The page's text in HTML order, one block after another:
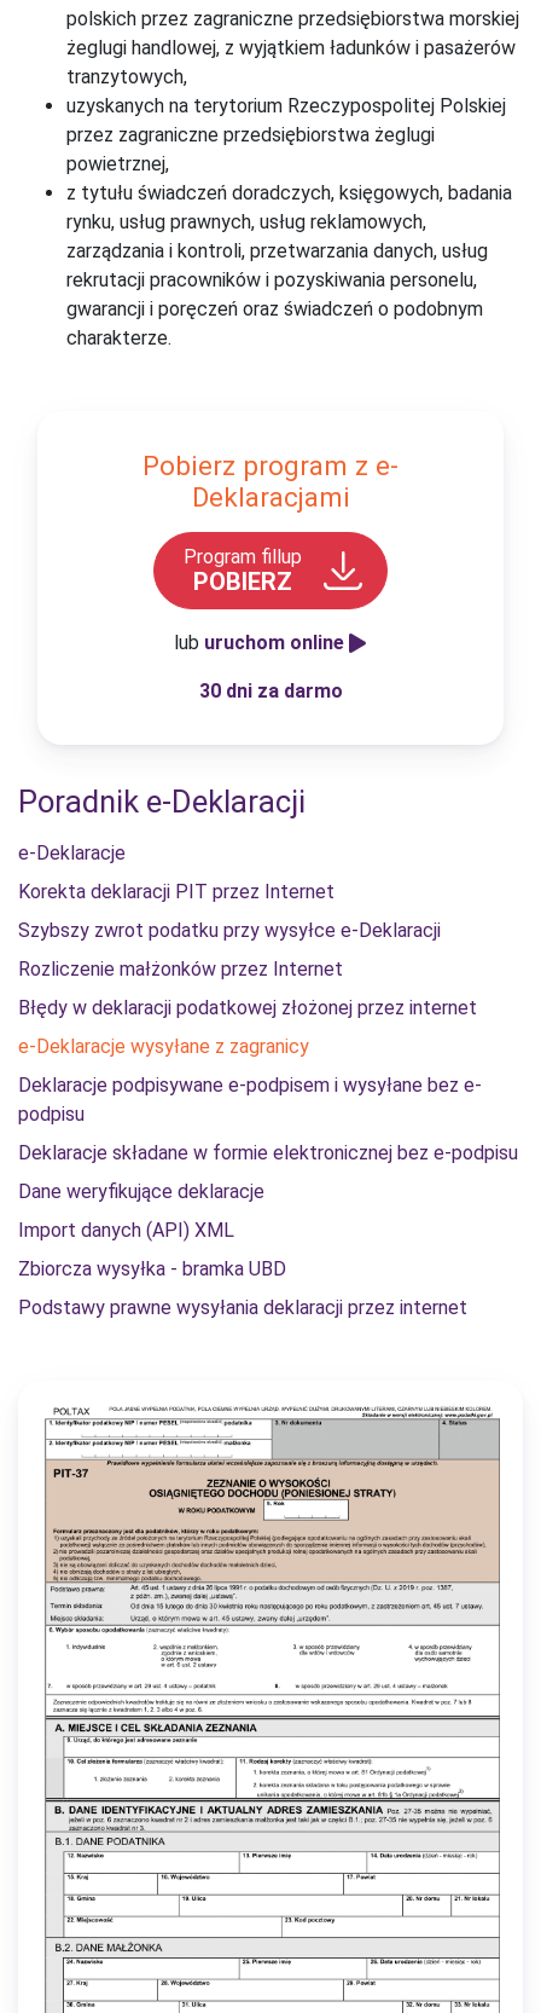
Pobierz program z e-
Deklaracjami
Program fillup
POBIERZ
lub uruchom online
30 dni za darmo
Poradnik e-Deklaracji
e-Deklaracje
Korekta deklaracji PIT przez Internet
Szybszy zwrot podatku przy wysyłce e-Deklaracji
Rozliczenie małżonków przez Internet
Błędy w deklaracji podatkowej złożonej przez internet
e-Deklaracje wysyłane z zagranicy
Deklaracje podpisywane e-podpisem i wysyłane bez e-
podpisu
Deklaracje składane w formie elektronicznej bez e-podpisu
Dane weryfikujące deklaracje
Import danych (API) XML
Zbiorcza wysyłka - bramka UBD
Podstawy prawne wysyłania deklaracji przez internet
polskich przez zagraniczne przedsiębiorstwa morskiej
żeglugi handlowej, z wyjątkiem ładunków i pasażerów
tranzytowych,
uzyskanych na terytorium Rzeczypospolitej Polskiej
przez zagraniczne przedsiębiorstwa żeglugi
powietrznej,
z tytułu świadczeń doradczych, księgowych, badania
rynku, usług prawnych, usług reklamowych,
zarządzania i kontroli, przetwarzania danych, usług
rekrutacji pracowników i pozyskiwania personelu,
gwarancji i poręczeń oraz świadczeń o podobnym
charakterze.